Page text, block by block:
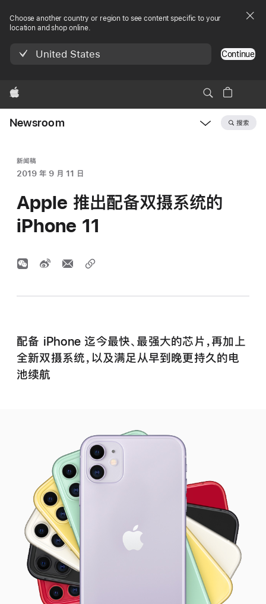
Choose another country or region to see content specific to your
location and shop online.
United States Continue
Apple
Newsroom 搜索
新闻稿
2019 年 9 月 11 日
Apple 推出配备双摄系统的
iPhone 11
配备 iPhone 迄今最快、最强大的芯片，再加上
全新双摄系统，以及满足从早到晚更持久的电
池续航